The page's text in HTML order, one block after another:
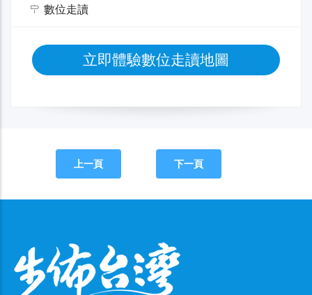
數位走讀
立即體驗數位走讀地圖
上一頁 下一頁